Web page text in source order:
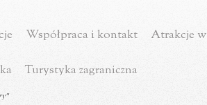
Współpraca i kontakt Atrakcje
Turystyka zagraniczna